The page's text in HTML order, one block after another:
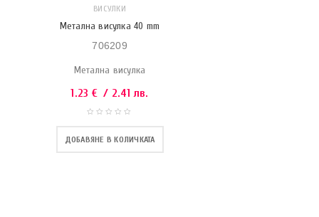
ВИСУЛКИ
Метална висулка 40 mm
706209
Метална висулка
1.23 € / 2.41 лв.
ДОБАВЯНЕ В КОЛИЧКАТА